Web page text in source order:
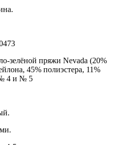
зелёной пряжи Nevada (20%
45% полиэстера, 11%
№ 4 и № 5